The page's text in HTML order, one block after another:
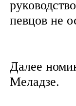
певцов не
Далее
Меладзе.